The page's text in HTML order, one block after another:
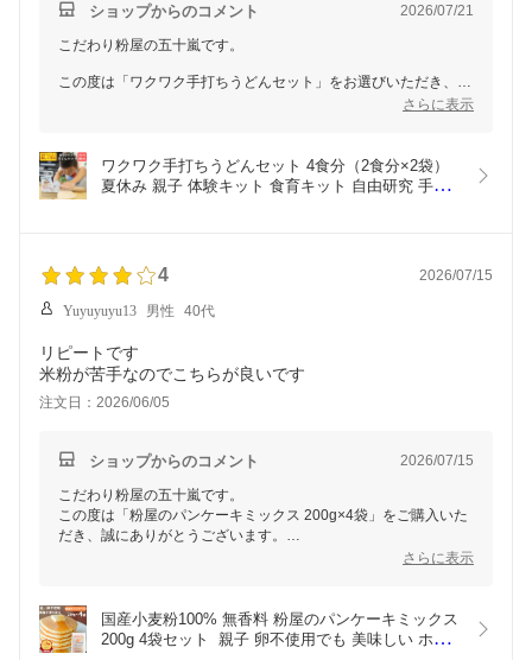
ショップからのコメント 2026/07/21
こだわり粉屋の五十嵐です。
この度は「ワクワク手打ちうどんセット」をお選びいただき、さ
らに心温まるレビューをお寄せいただきまして誠にありがとうご
4歳のお嬢様と一緒に、混ぜる・踏む・伸ばす作業を楽しんでく
ださったご様子が目に浮かび、スタッフ一同とても温かい気持ち
になりました。
手打ちならではの醍醐味ですよね。ご家族で「これは太いね！」
この商品の大切な魅力だと私どもは考えております。
たチャレンジしてみようと思っています」と前向きなお言葉をい
少しだけコツをお伝えすると、生地は2～3mmほどの厚さを目安
に伸ばし、切る幅もなるべく均一にしていただくと、火の通りが
揃いやすくなります。もし少し太めになった場合は、茹で時間を
少し長めにしていただくと、より美味しくお召し上がりいただけ
を感じていただける商品をお届けできるよう努めてまいります。
またお嬢様とのうどん作りに挑戦していただけましたら幸いで
さらに表示
ワクワク手打ちうどんセット 4食分（2食分×2袋）
夏休み 親子 体験キット 食育キット 自由研究 手作
4 2026/07/15
Yuyuyuyu13 男性 40代
リピートです
米粉が苦手なのでこちらが良いです
注文日：2026/06/05
ショップからのコメント 2026/07/15
こだわり粉屋の五十嵐です。
この度は「粉屋のパンケーキミックス 200g×4袋」をご購入いた
だき、誠にありがとうございます。
ございます。
「米粉が苦手なのでこちらが良いです」とのお言葉をいただき、
さらに表示
国産小麦粉100% 無香料 粉屋のパンケーキミックス
200g 4袋セット  親子 卵不使用でも 美味しい ホッ